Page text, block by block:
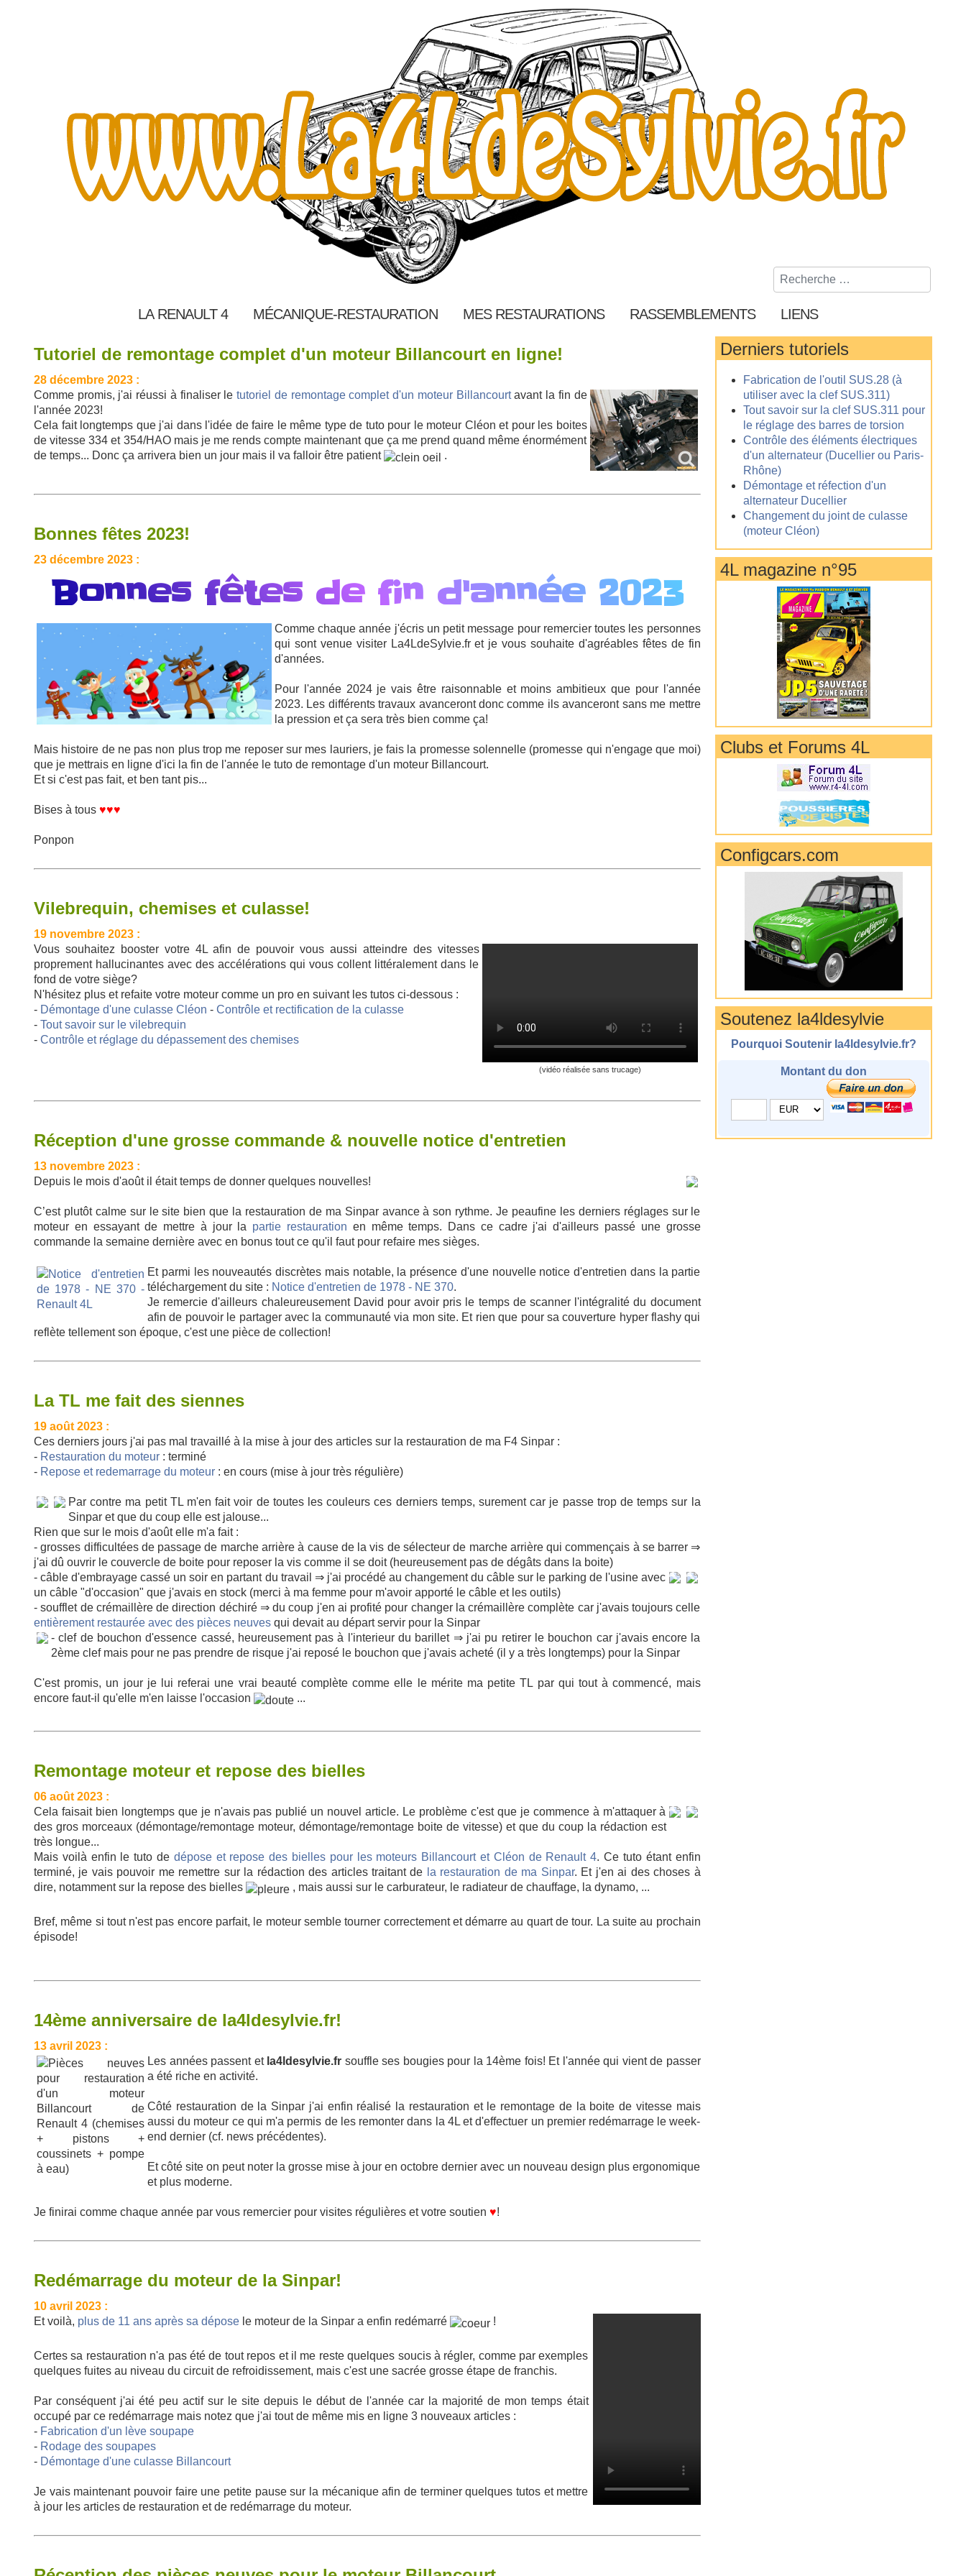
Rechercher
LA RENAULT 4 MÉCANIQUE-RESTAURATION MES RESTAURATIONS RASSEMBLEMENTS LIENS
Tutoriel de remontage complet d'un moteur Billancourt en ligne!
28 décembre 2023 :
Comme promis, j'ai réussi à finaliser letutoriel de remontage complet d'un moteur Billancourtavant la fin de
l'année 2023!
Cela fait longtemps que j'ai dans l'idée de faire le même type de tuto pour le moteur Cléon et pour les boites
de vitesse 334 et 354/HAO mais je me rends compte maintenant que ça me prend quand même énormément
de temps... Donc ça arrivera bien un jour mais il va falloir être patient
.
Bonnes fêtes 2023!
23 décembre 2023 :
Bonnes fêtes de fin d'année 2023
Comme chaque année j'écris un petit message pour remercier toutes les personnes
qui sont venue visiter La4LdeSylvie.fr et je vous souhaite d'agréables fêtes de fin
d'années.
Pour l'année 2024 je vais être raisonnable et moins ambitieux que pour l'année
2023. Les différents travaux avanceront donc comme ils avanceront sans me mettre
la pression et ça sera très bien comme ça!
Mais histoire de ne pas non plus trop me reposer sur mes lauriers, je fais la promesse solennelle (promesse qui n'engage que moi)
que je mettrais en ligne d'ici la fin de l'année le tuto de remontage d'un moteur Billancourt.
Et si c'est pas fait, et ben tant pis...
Bises à tous ♥♥♥
Ponpon
Vilebrequin, chemises et culasse!
19 novembre 2023 :
(vidéo réalisée sans trucage)
Vous souhaitez booster votre 4L afin de pouvoir vous aussi atteindre des vitesses
proprement hallucinantes avec des accélérations qui vous collent littéralement dans le
fond de votre siège?
N'hésitez plus et refaite votre moteur comme un pro en suivant les tutos ci-dessous :
- Démontage d'une culasse Cléon - Contrôle et rectification de la culasse
- Tout savoir sur le vilebrequin
- Contrôle et réglage du dépassement des chemises
Réception d'une grosse commande & nouvelle notice d'entretien
13 novembre 2023 :
Depuis le mois d'août il était temps de donner quelques nouvelles!
C’est plutôt calme sur le site bien que la restauration de ma Sinpar avance à son rythme. Je peaufine les derniers réglages sur le
moteur en essayant de mettre à jour la partie restauration en même temps. Dans ce cadre j'ai d'ailleurs passé une grosse
commande la semaine dernière avec en bonus tout ce qu'il faut pour refaire mes sièges.
Et parmi les nouveautés discrètes mais notable, la présence d'une nouvelle notice d'entretien dans la partie
téléchargement du site : Notice d'entretien de 1978 - NE 370.
Je remercie d'ailleurs chaleureusement David pour avoir pris le temps de scanner l'intégralité du document
afin de pouvoir le partager avec la communauté via mon site. Et rien que pour sa couverture hyper flashy qui
reflète tellement son époque, c'est une pièce de collection!
La TL me fait des siennes
19 août 2023 :
Ces derniers jours j'ai pas mal travaillé à la mise à jour des articles sur la restauration de ma F4 Sinpar :
- Restauration du moteur : terminé
- Repose et redemarrage du moteur : en cours (mise à jour très régulière)
Par contre ma petit TL m'en fait voir de toutes les couleurs ces derniers temps, surement car je passe trop de temps sur la
Sinpar et que du coup elle est jalouse...
Rien que sur le mois d'août elle m'a fait :
- grosses difficultées de passage de marche arrière à cause de la vis de sélecteur de marche arrière qui commençais à se barrer ⇒
j'ai dû ouvrir le couvercle de boite pour reposer la vis comme il se doit (heureusement pas de dégâts dans la boite)
- câble d'embrayage cassé un soir en partant du travail ⇒ j'ai procédé au changement du câble sur le parking de l'usine avec
un câble "d'occasion" que j'avais en stock (merci à ma femme pour m'avoir apporté le câble et les outils)
- soufflet de crémaillère de direction déchiré ⇒ du coup j'en ai profité pour changer la crémaillère complète car j'avais toujours celle
entièrement restaurée avec des pièces neuves qui devait au départ servir pour la Sinpar
- clef de bouchon d'essence cassé, heureusement pas à l'interieur du barillet ⇒ j'ai pu retirer le bouchon car j'avais encore la
2ème clef mais pour ne pas prendre de risque j'ai reposé le bouchon que j'avais acheté (il y a très longtemps) pour la Sinpar
C'est promis, un jour je lui referai une vrai beauté complète comme elle le mérite ma petite TL par qui tout à commencé, mais
encore faut-il qu'elle m'en laisse l'occasion
...
Remontage moteur et repose des bielles
06 août 2023 :
Cela faisait bien longtemps que je n'avais pas publié un nouvel article. Le problème c'est que je commence à m'attaquer à
des gros morceaux (démontage/remontage moteur, démontage/remontage boite de vitesse) et que du coup la rédaction est
très longue...
Mais voilà enfin le tuto de dépose et repose des bielles pour les moteurs Billancourt et Cléon de Renault 4. Ce tuto étant enfin
terminé, je vais pouvoir me remettre sur la rédaction des articles traitant de la restauration de ma Sinpar. Et j'en ai des choses à
dire, notamment sur la repose des bielles
, mais aussi sur le carburateur, le radiateur de chauffage, la dynamo, ...
Bref, même si tout n'est pas encore parfait, le moteur semble tourner correctement et démarre au quart de tour. La suite au prochain
épisode!
14ème anniversaire de la4ldesylvie.fr!
13 avril 2023 :
Les années passent et la4ldesylvie.fr souffle ses bougies pour la 14ème fois! Et l'année qui vient de passer
a été riche en activité.
Côté restauration de la Sinpar j'ai enfin réalisé la restauration et le remontage de la boite de vitesse mais
aussi du moteur ce qui m'a permis de les remonter dans la 4L et d'effectuer un premier redémarrage le week-
end dernier (cf. news précédentes).
Et côté site on peut noter la grosse mise à jour en octobre dernier avec un nouveau design plus ergonomique
et plus moderne.
Je finirai comme chaque année par vous remercier pour visites régulières et votre soutien ♥!
Redémarrage du moteur de la Sinpar!
10 avril 2023 :
Et voilà, plus de 11 ans après sa dépose le moteur de la Sinpar a enfin redémarré !
Certes sa restauration n'a pas été de tout repos et il me reste quelques soucis à régler, comme par exemples
quelques fuites au niveau du circuit de refroidissement, mais c'est une sacrée grosse étape de franchis.
Par conséquent j'ai été peu actif sur le site depuis le début de l'année car la majorité de mon temps était
occupé par ce redémarrage mais notez que j'ai tout de même mis en ligne 3 nouveaux articles :
- Fabrication d'un lève soupape
- Rodage des soupapes
- Démontage d'une culasse Billancourt
Je vais maintenant pouvoir faire une petite pause sur la mécanique afin de terminer quelques tutos et mettre
à jour les articles de restauration et de redémarrage du moteur.
Derniers tutoriels
Fabrication de l'outil SUS.28 (à
utiliser avec la clef SUS.311)
Tout savoir sur la clef SUS.311 pour
le réglage des barres de torsion
Contrôle des éléments électriques
d'un alternateur (Ducellier ou Paris-
Rhône)
Démontage et réfection d'un
alternateur Ducellier
Changement du joint de culasse
(moteur Cléon)
4L magazine n°95
Clubs et Forums 4L
Configcars.com
Soutenez la4ldesylvie
Pourquoi Soutenir la4ldesylvie.fr?
Montant du don